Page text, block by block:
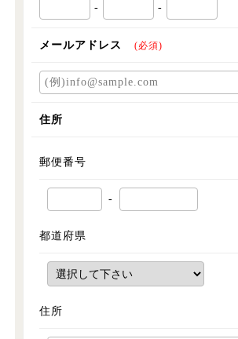
- -
メールアドレス (必須)
住所
郵便番号
-
都道府県
住所